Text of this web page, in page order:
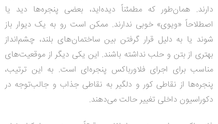
دارند. همان‌طور که مطمئناً دیده‌اید، بعضی پنجره‌ها دید یا
اصطلاحاً «ویوی» خوبی ندارند. ممکن است رو به یک دیوار باز
شوند یا به دلیل قرار گرفتن بین ساختمان‌های بلند، چشم‌انداز
بهتری از بتن و حلب نداشته باشند. این یکی دیگر از موقعیت‌های
مناسب برای اجرای فلاورباکس پنجره‌ای است. به این ترتیب،
پنجره‌ها از نقاطی کور و دلگیر به نقاطی جذاب و جالب‌توجه در
دکوراسیون داخلی تغییر حالت می‌دهند.